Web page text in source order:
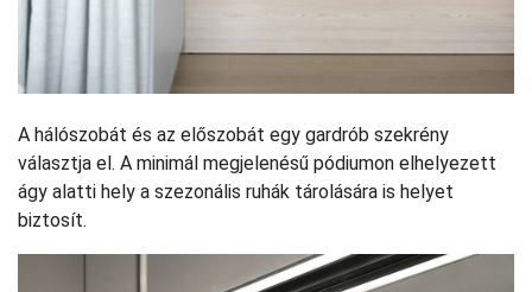
A hálószobát és az előszobát egy gardrób szekrény
választja el. A minimál megjelenésű pódiumon elhelyezett
ágy alatti hely a szezonális ruhák tárolására is helyet
biztosít.